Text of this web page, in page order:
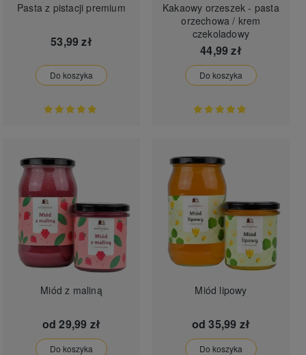
Pasta z pistacji premium
53,99 zł
Do koszyka
Kakaowy orzeszek - pasta
orzechowa / krem
czekoladowy
44,99 zł
Do koszyka
Miód z maliną
od 29,99 zł
Do koszyka
Miód lipowy
od 35,99 zł
Do koszyka